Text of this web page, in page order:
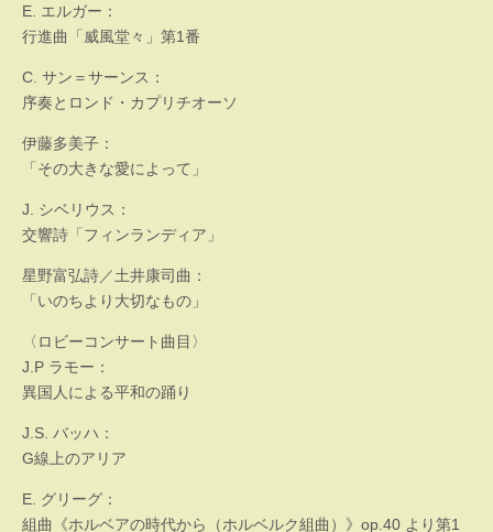
E. エルガー：
行進曲「威風堂々」第1番
C. サン＝サーンス：
序奏とロンド・カプリチオーソ
伊藤多美子：
「その大きな愛によって」
J. シベリウス：
交響詩「フィンランディア」
星野富弘詩／土井康司曲：
「いのちより大切なもの」
〈ロビーコンサート曲目〉
J.P ラモー：
異国人による平和の踊り
J.S. バッハ：
G線上のアリア
E. グリーグ：
組曲《ホルベアの時代から（ホルベルク組曲）》op.40 より第1